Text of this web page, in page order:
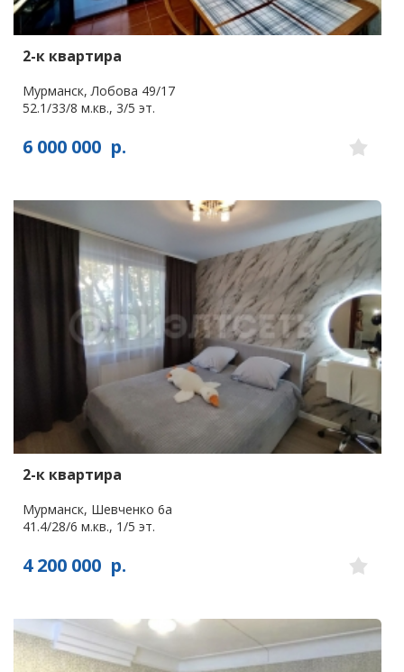
2-к квартира
Мурманск, Лобова 49/17
52.1/33/8 м.кв., 3/5 эт.
6 000 000 р.
2-к квартира
Мурманск, Шевченко 6а
41.4/28/6 м.кв., 1/5 эт.
4 200 000 р.